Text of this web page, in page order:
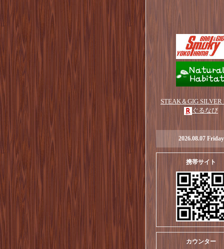
STEAK＆GIG
ぐるなび
2026.08.07 Friday
携帯サイト
カウンター